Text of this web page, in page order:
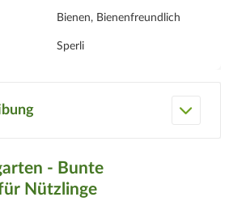
Bienen, Bienenfreundlich
Sperli
- Bunte
Nützlinge